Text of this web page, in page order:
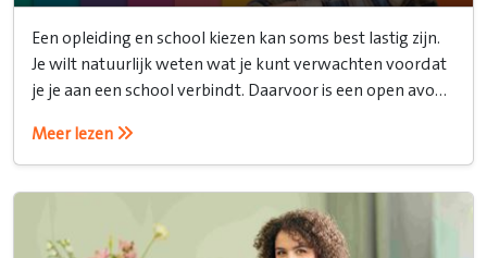
Een opleiding en school kiezen kan soms best lastig zijn.
Je wilt natuurlijk weten wat je kunt verwachten voordat
je je aan een school verbindt. Daarvoor is een open avond
Meer lezen